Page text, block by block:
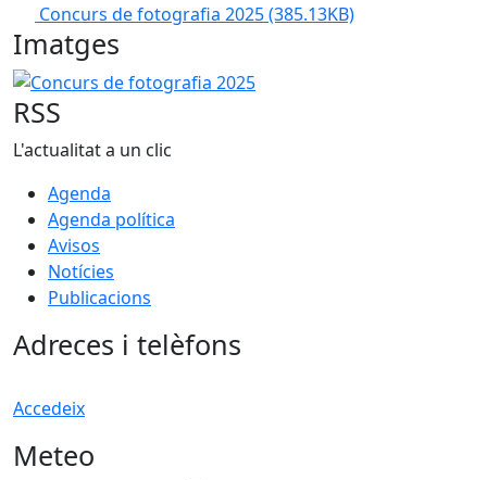
Concurs de fotografia 2025(385.13KB)
Imatges
Concurs de fotografia 2025
RSS
L'actualitat a un clic
Agenda
Agenda política
Avisos
Notícies
Publicacions
Adreces i telèfons
Accedeix
Meteo